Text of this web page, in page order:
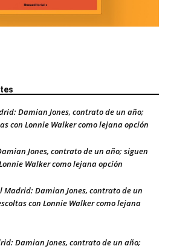
Damian Jones, contrato de un año;
con Lonnie Walker como lejana opción
Jones, contrato de un año; siguen
Walker como lejana opción
Madrid: Damian Jones, contrato de un
con Lonnie Walker como lejana
Damian Jones, contrato de un año;